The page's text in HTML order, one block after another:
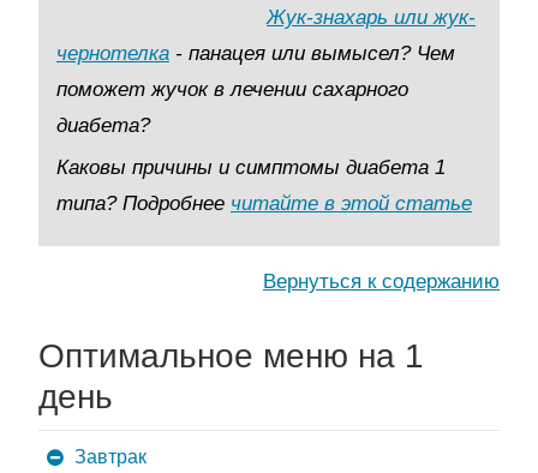
Жук-знахарь или жук-
чернотелка - панацея или вымысел? Чем
поможет жучок в лечении сахарного
диабета?
Каковы причины и симптомы диабета 1
типа? Подробнее читайте в этой статье
Вернуться к содержанию
Оптимальное меню на 1
день
Завтрак